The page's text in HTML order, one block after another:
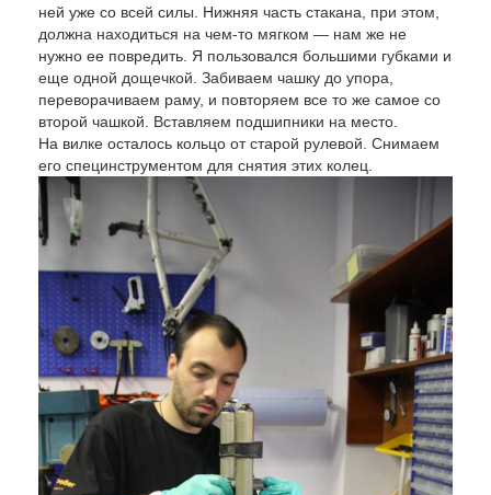
ней уже со всей силы. Нижняя часть стакана, при этом,
должна находиться на чем-то мягком — нам же не
нужно ее повредить. Я пользовался большими губками и
еще одной дощечкой. Забиваем чашку до упора,
переворачиваем раму, и повторяем все то же самое со
второй чашкой. Вставляем подшипники на место.
На вилке осталось кольцо от старой рулевой. Снимаем
его специнструментом для снятия этих колец.